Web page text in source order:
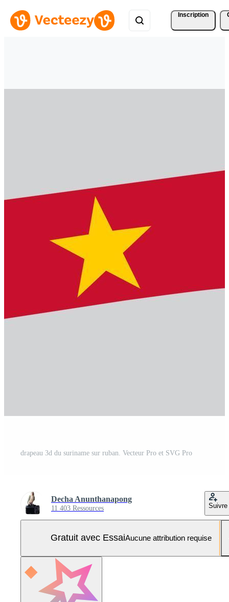
Inscription
drapeau 3d du suriname sur ruban. Vecteur Pro et SVG Pro
Decha Anunthanapong
11 403 Ressources Suivre
Gratuit avec EssaiAucune attribution requise